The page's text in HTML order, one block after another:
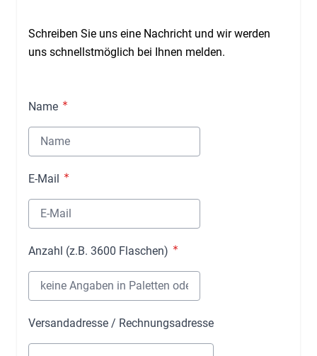
Schreiben Sie uns eine Nachricht und wir werden
uns schnellstmöglich bei Ihnen melden.
Name
E-Mail
Anzahl (z.B. 3600 Flaschen)
Versandadresse / Rechnungsadresse